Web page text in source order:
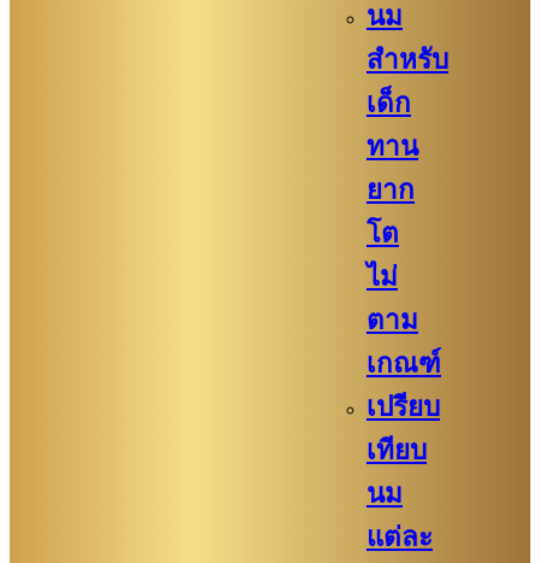
นม
สำหรับ
เด็ก
ทาน
ยาก
โต
ไม่
ตาม
เกณฑ์
เปรียบ
เทียบ
นม
แต่ละ